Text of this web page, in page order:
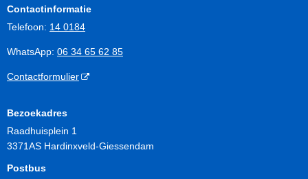
Contactinformatie
Telefoon: 14 0184
WhatsApp: 06 34 65 62 85
Contactformulier
Bezoekadres
Raadhuisplein 1
3371AS Hardinxveld-Giessendam
Postbus